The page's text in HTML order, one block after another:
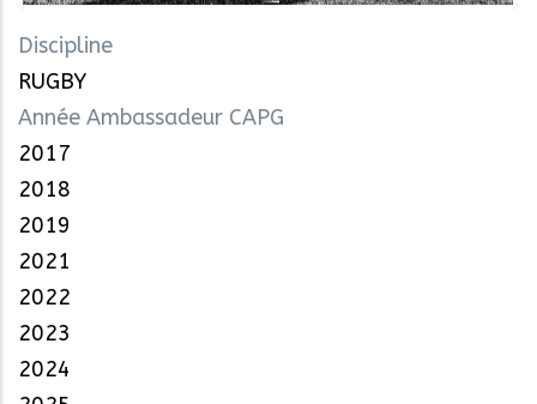
Discipline
RUGBY
Année Ambassadeur CAPG
2017
2018
2019
2021
2022
2023
2024